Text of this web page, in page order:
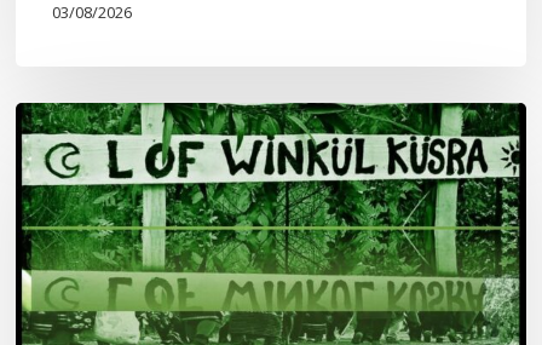
03/08/2026
Lof
Winkül
Küsra
convoca
a
apoyar